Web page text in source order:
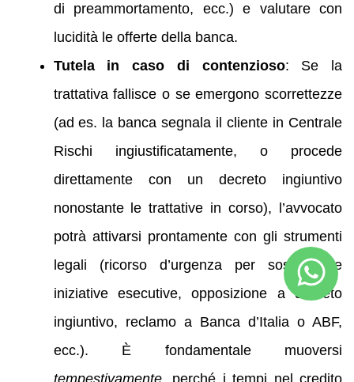
di preammortamento, ecc.) e valutare con
lucidità le offerte della banca.
Tutela in caso di contenzioso: Se la
trattativa fallisce o se emergono scorrettezze
(ad es. la banca segnala il cliente in Centrale
Rischi ingiustificatamente, o procede
direttamente con un decreto ingiuntivo
nonostante le trattative in corso), l’avvocato
potrà attivarsi prontamente con gli strumenti
legali (ricorso d’urgenza per sospendere
iniziative esecutive, opposizione a decreto
ingiuntivo, reclamo a Banca d’Italia o ABF,
ecc.). È fondamentale muoversi